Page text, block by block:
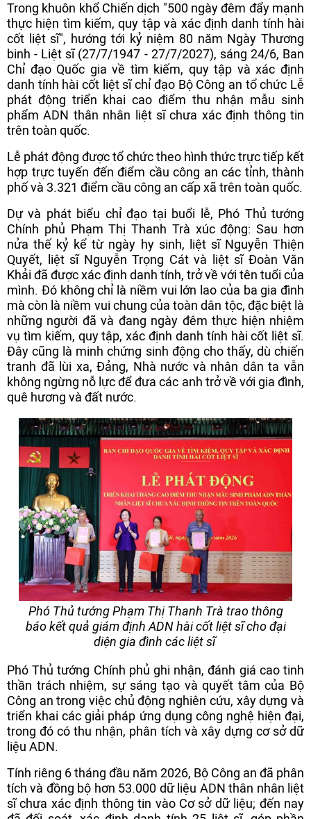
Trong khuôn khổ Chiến dịch "500 ngày đêm đẩy mạnh
thực hiện tìm kiếm, quy tập và xác định danh tính hài
cốt liệt sĩ", hướng tới kỷ niệm 80 năm Ngày Thương
binh - Liệt sĩ (27/7/1947 - 27/7/2027), sáng 24/6, Ban
Chỉ đạo Quốc gia về tìm kiếm, quy tập và xác định
danh tính hài cốt liệt sĩ chỉ đạo Bộ Công an tổ chức Lễ
phát động triển khai cao điểm thu nhận mẫu sinh
phẩm ADN thân nhân liệt sĩ chưa xác định thông tin
trên toàn quốc.
Lễ phát động được tổ chức theo hình thức trực tiếp kết
hợp trực tuyến đến điểm cầu công an các tỉnh, thành
phố và 3.321 điểm cầu công an cấp xã trên toàn quốc.
Dự và phát biểu chỉ đạo tại buổi lễ, Phó Thủ tướng
Chính phủ Phạm Thị Thanh Trà xúc động: Sau hơn
nửa thế kỷ kể từ ngày hy sinh, liệt sĩ Nguyễn Thiện
Quyết, liệt sĩ Nguyễn Trọng Cát và liệt sĩ Đoàn Văn
Khải đã được xác định danh tính, trở về với tên tuổi của
mình. Đó không chỉ là niềm vui lớn lao của ba gia đình
mà còn là niềm vui chung của toàn dân tộc, đặc biệt là
những người đã và đang ngày đêm thực hiện nhiệm
vụ tìm kiếm, quy tập, xác định danh tính hài cốt liệt sĩ.
Đây cũng là minh chứng sinh động cho thấy, dù chiến
tranh đã lùi xa, Đảng, Nhà nước và nhân dân ta vẫn
không ngừng nỗ lực để đưa các anh trở về với gia đình,
quê hương và đất nước.
Phó Thủ tướng Phạm Thị Thanh Trà trao thông
báo kết quả giám định ADN hài cốt liệt sĩ cho đại
diện gia đình các liệt sĩ
Phó Thủ tướng Chính phủ ghi nhận, đánh giá cao tinh
thần trách nhiệm, sự sáng tạo và quyết tâm của Bộ
Công an trong việc chủ động nghiên cứu, xây dựng và
triển khai các giải pháp ứng dụng công nghệ hiện đại,
trong đó có thu nhận, phân tích và xây dựng cơ sở dữ
liệu ADN.
Tính riêng 6 tháng đầu năm 2026, Bộ Công an đã phân
tích và đồng bộ hơn 53.000 dữ liệu ADN thân nhân liệt
sĩ chưa xác định thông tin vào Cơ sở dữ liệu; đến nay